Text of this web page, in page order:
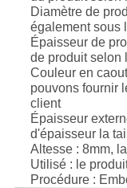
Diamètre de
également sous
Épaisseur de
de produit selon
Couleur en
pouvons fournir
client
Épaisseur
d'épaisseur la
Altesse : 8mm,
Utilisé : le
Procédure :